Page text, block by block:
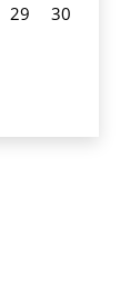
29
30